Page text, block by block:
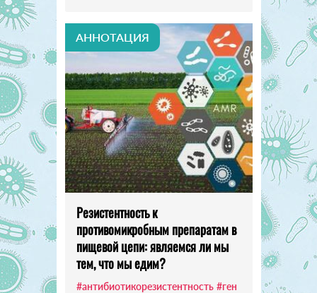
АННОТАЦИЯ
Резистентность к
противомикробным препаратам в
пищевой цепи: являемся ли мы
тем, что мы едим?
#антибиотикорезистентность #ген